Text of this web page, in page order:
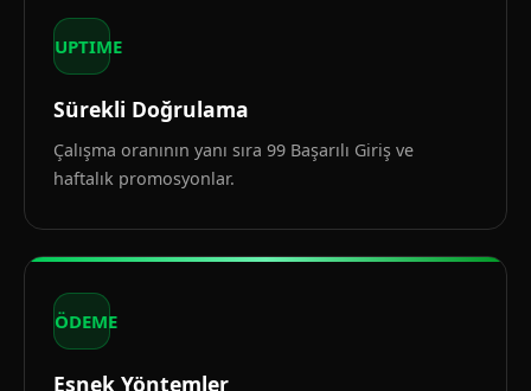
UPTIME
Sürekli Doğrulama
Çalışma oranının yanı sıra 99 Başarılı Giriş ve
haftalık promosyonlar.
ÖDEME
Esnek Yöntemler